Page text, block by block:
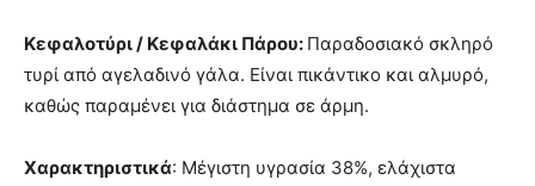
Κεφαλοτύρι / Κεφαλάκι Πάρου: Παραδοσιακό σκληρό
τυρί από αγελαδινό γάλα. Είναι πικάντικο και αλμυρό,
καθώς παραμένει για διάστημα σε άρμη.
Χαρακτηριστικά: Μέγιστη υγρασία 38%, ελάχιστα